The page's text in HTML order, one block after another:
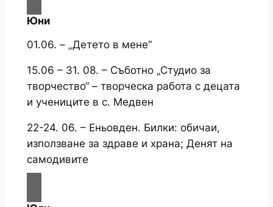
Юни
01.06. – „Детето в мене“
15.06 – 31. 08. – Съботно „Студио за
творчество“ – творческа работа с децата
и учениците в с. Медвен
22-24. 06. – Еньовден. Билки: обичаи,
използване за здраве и храна; Денят на
самодивите